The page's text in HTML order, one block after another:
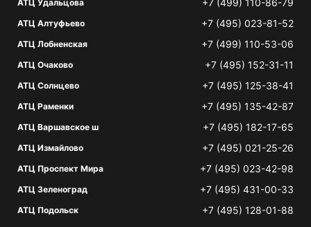
АТЦ Удальцова +7 (499) 110-86-79
АТЦ Алтуфьево +7 (495) 023-81-52
АТЦ Лобненская +7 (499) 110-53-06
АТЦ Очаково +7 (495) 152-31-11
АТЦ Солнцево +7 (495) 125-38-41
АТЦ Раменки +7 (495) 135-42-87
АТЦ Варшавское ш +7 (495) 182-17-65
АТЦ Измайлово +7 (495) 021-25-26
АТЦ Проспект Мира +7 (495) 023-42-98
АТЦ Зеленоград +7 (495) 431-00-33
АТЦ Подольск +7 (495) 128-01-88